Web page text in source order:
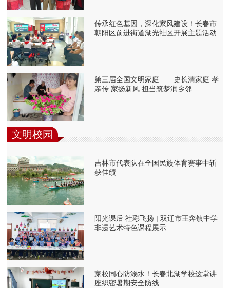
传承红色基因，深化家风建设！长春市
朝阳区前进街道湖光社区开展主题活动
第三届全国文明家庭——史长清家庭 孝
亲传 家扬新风 担当筑梦润乡邻
文明校园
吉林市代表队在全国民族体育赛事中斩
获佳绩
阳光课后 社彩飞扬 | 双辽市王奔镇中学
非遗艺术特色课程展示
家校同心防溺水！长春北湖学校这堂讲
座织密暑期安全防线